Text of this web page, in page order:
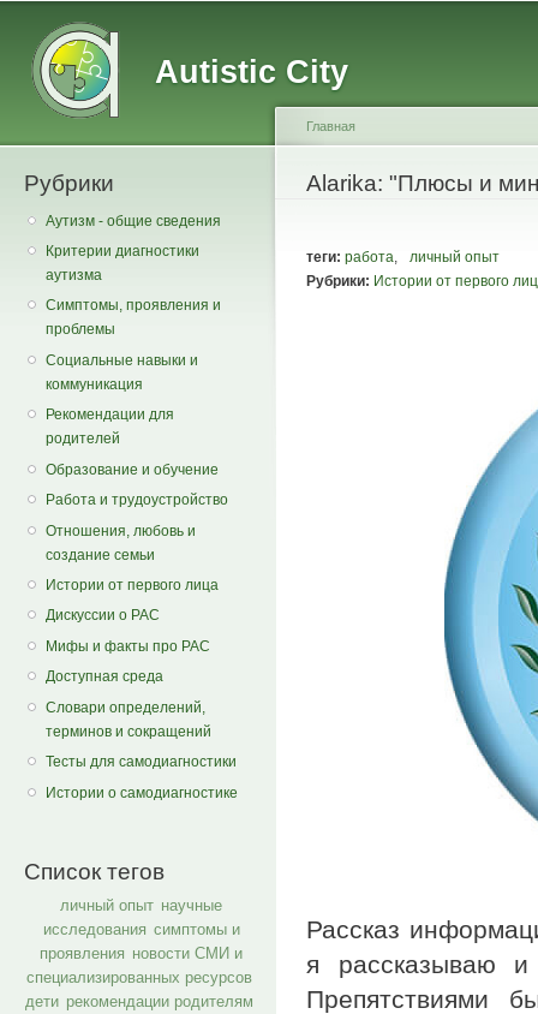
Autistic City
Рубрики
Аутизм - общие сведения
Критерии диагностики
аутизма
Симптомы, проявления и
проблемы
Социальные навыки и
коммуникация
Рекомендации для
родителей
Образование и обучение
Работа и трудоустройство
Отношения, любовь и
создание семьи
Истории от первого лица
Дискуссии о РАС
Мифы и факты про РАС
Доступная среда
Словари определений,
терминов и сокращений
Тесты для самодиагностики
Истории о самодиагностике
Список тегов
личный опыт научные
исследования симптомы и
проявления новости СМИ и
специализированных ресурсов
дети рекомендации родителям
You are here
Главная
Alarika: "Плюсы и
теги: работа
личный опыт
Рубрики: Истории от первого
Рассказ
я рассказываю и
Препятствиями